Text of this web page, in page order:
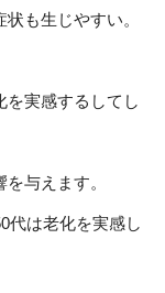
も生じやすい。
を実感するしてし
与えます。
代は老化を実感し